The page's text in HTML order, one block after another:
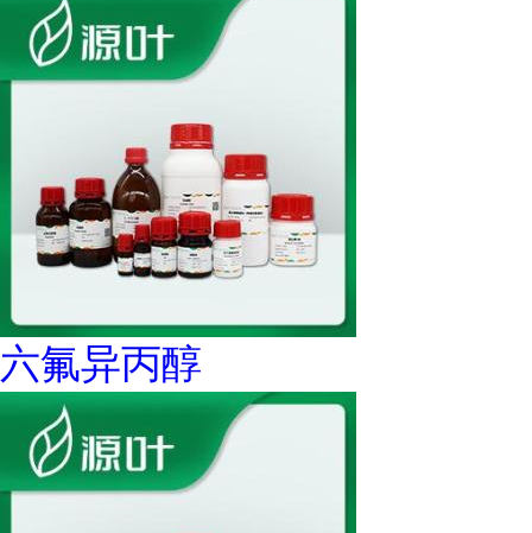
六氟异丙醇